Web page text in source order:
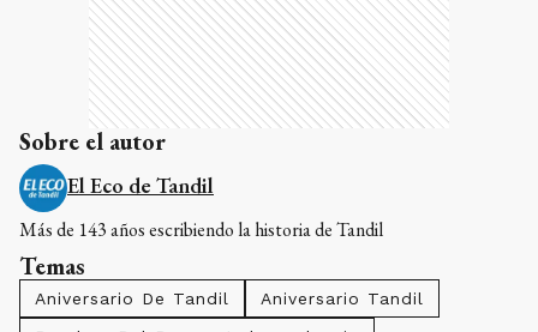
Sobre el autor
El Eco de Tandil
Más de 143 años escribiendo la historia de Tandil
Temas
Aniversario De Tandil
Aniversario Tandil